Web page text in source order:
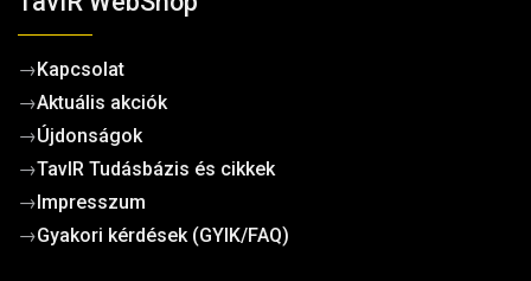
→Kapcsolat
→Aktuális akciók
→Újdonságok
→TavIR Tudásbázis és cikkek
→ Impresszum
→Gyakori kérdések (GYIK/FAQ)